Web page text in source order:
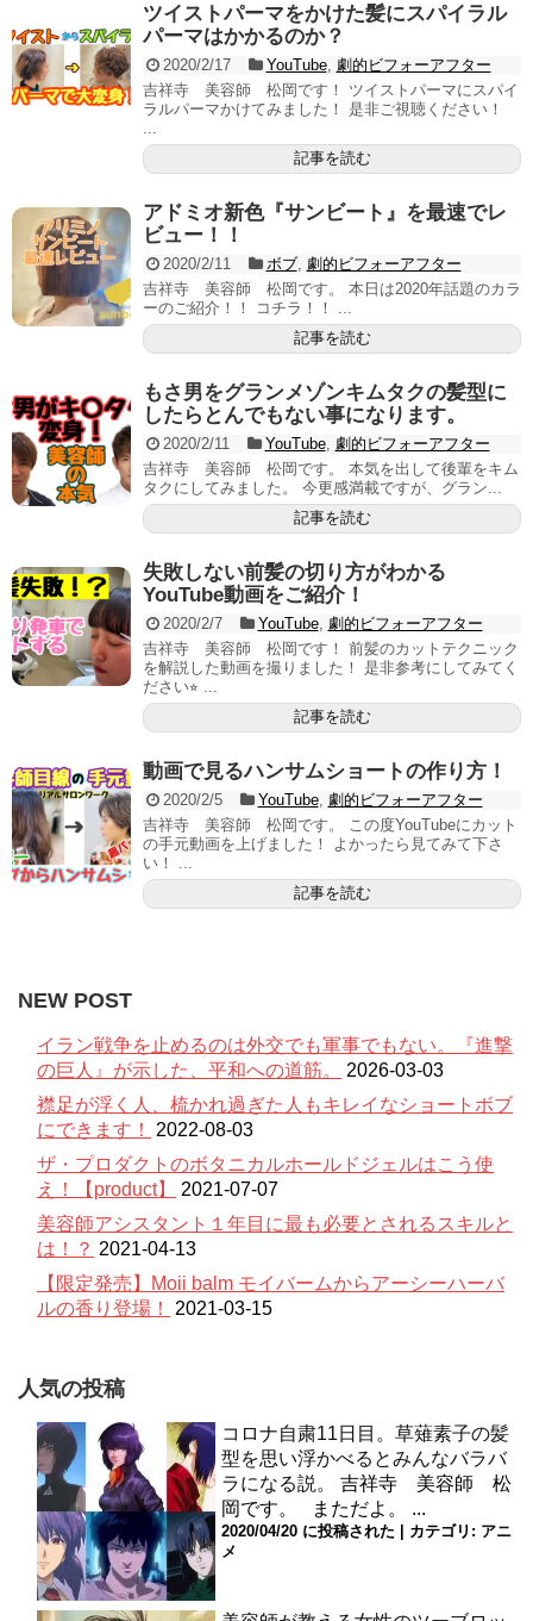
ツイストパーマをかけた髪にスパイラル
パーマはかかるのか？
2020/2/17 YouTube, 劇的ビフォーアフター
吉祥寺 美容師 松岡です！ ツイストパーマにスパイ
ラルパーマかけてみました！ 是非ご視聴ください！
記事を読む
アドミオ新色『サンビート』を最速でレ
ビュー！！
2020/2/11 ボブ, 劇的ビフォーアフター
吉祥寺 美容師 松岡です。 本日は2020年話題のカラ
ーのご紹介！！ コチラ！！ ...
記事を読む
もさ男をグランメゾンキムタクの髪型に
したらとんでもない事になります。
2020/2/11 YouTube, 劇的ビフォーアフター
吉祥寺 美容師 松岡です。 本気を出して後輩をキム
タクにしてみました。 今更感満載ですが、グラン...
記事を読む
失敗しない前髪の切り方がわかる
YouTube動画をご紹介！
2020/2/7 YouTube, 劇的ビフォーアフター
吉祥寺 美容師 松岡です！ 前髪のカットテクニック
を解説した動画を撮りました！ 是非参考にしてみてく
ださい⭐︎ ...
記事を読む
動画で見るハンサムショートの作り方！
2020/2/5 YouTube, 劇的ビフォーアフター
吉祥寺 美容師 松岡です。 この度YouTubeにカット
の手元動画を上げました！ よかったら見てみて下さ
い！ ...
記事を読む
NEW POST
イラン戦争を止めるのは外交でも軍事でもない。『進撃
の巨人』が示した、平和への道筋。
2026-03-03
襟足が浮く人、梳かれ過ぎた人もキレイなショートボブ
にできます！
2022-08-03
ザ・プロダクトのボタニカルホールドジェルはこう使
え！【product】
2021-07-07
美容師アシスタント１年目に最も必要とされるスキルと
は！？ 2021-04-13
【限定発売】Moii balm モイバームからアーシーハーバ
ルの香り登場！
2021-03-15
人気の投稿
コロナ自粛11日目。草薙素子の髪
型を思い浮かべるとみんなバラバ
ラになる説。
吉祥寺 美容師 松
岡です。 まただよ。 ...
2020/04/20 に投稿された カテゴリ: アニ
メ